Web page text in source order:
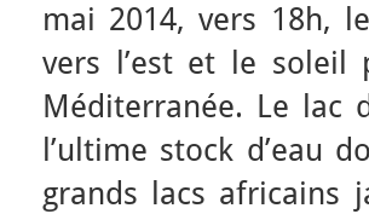
mai 2014, vers 18h,
vers l’est et le soleil
Méditerranée. Le lac
l’ultime stock d’eau
grands lacs